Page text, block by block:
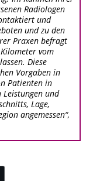
Radiologen
und
und zu den
Praxen befragt
vom
Diese
Vorgaben in
Patienten in
Leistungen und
Lage,
angemessen“,